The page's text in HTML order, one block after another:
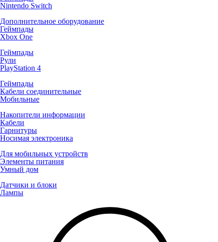
Nintendo Switch
Дополнительное оборудование
Геймпады
Xbox One
Геймпады
Рули
PlayStation 4
Геймпады
Кабели соединительные
Мобильные
Накопители информации
Кабели
Гарнитуры
Носимая электроника
Для мобильных устройств
Элементы питания
Умный дом
Датчики и блоки
Лампы